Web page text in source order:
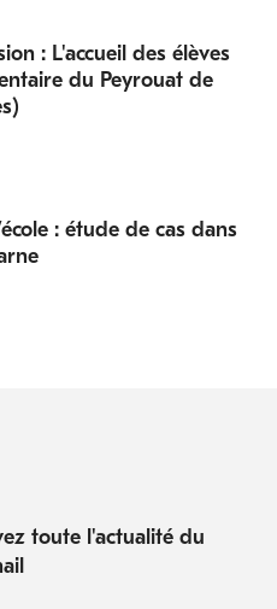
: L'accueil des élèves
du Peyrouat de
: étude de cas dans
toute l'actualité du